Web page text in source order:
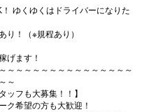
ゆくゆくはドライバーになりた
り！（※規程あり）
げます！
～～～～～～～～～～～～～～～
～
ッフも大募集！！】
ク希望の方も大歓迎！